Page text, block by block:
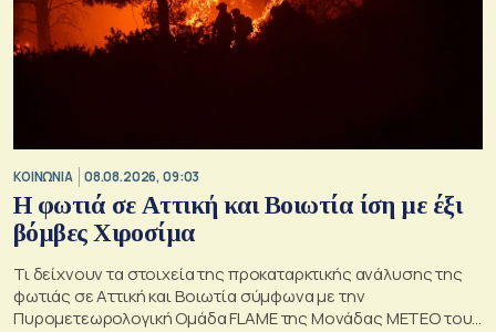
ΚΟΙΝΩΝΙΑ 08.08.2026, 09:03
Η φωτιά σε Αττική και Βοιωτία ίση με έξι
βόμβες Χιροσίμα
Τι δείχνουν τα στοιχεία της προκαταρκτικής ανάλυσης της
φωτιάς σε Αττική και Βοιωτία σύμφωνα με την
Πυρομετεωρολογική Ομάδα FLAME της Μονάδας ΜΕΤΕΟ του